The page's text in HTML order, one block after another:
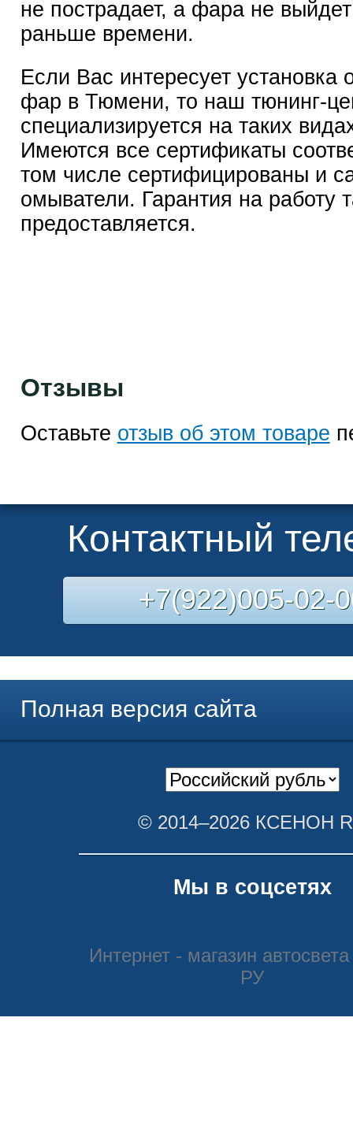
не пострадает, а фара не
раньше времени.
Если Вас интересует установка
фар в Тюмени, то наш тюнинг-
специализируется на таких
Имеются все сертификаты
том числе сертифицированы и
омыватели. Гарантия на работу
предоставляется.
Отзывы
Оставьте отзыв об этом товаре
Контактный
+7(922)005-02-
Полная версия сайта
© 2014–2026 КСЕНОН
Мы в соцсетях
Интернет - магазин
РУ